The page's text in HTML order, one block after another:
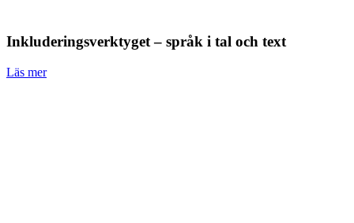
Inkluderingsverktyget – språk i tal och text
Läs mer